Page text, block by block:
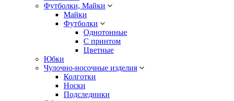
Футболки, Майки
Майки
Футболки
Однотонные
С принтом
Цветные
Юбки
Чулочно-носочные изделия
Колготки
Носки
Подследники